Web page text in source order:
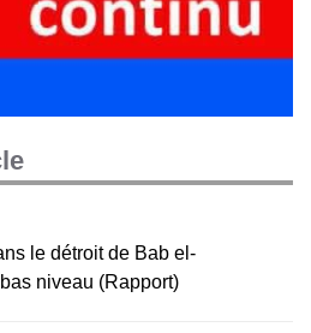
le détroit de Bab el-
niveau (Rapport)